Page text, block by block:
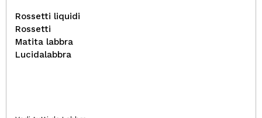
Rossetti liquidi
Rossetti
Matita labbra
Lucidalabbra